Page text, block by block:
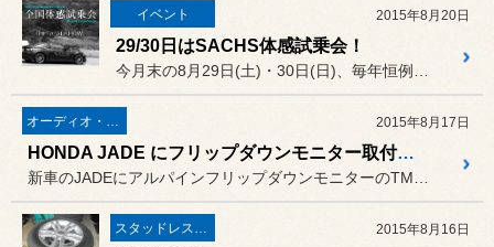
イベント 2015年8月20日
29/30日はSACHS体感試乗会！
オーディオ・ナビ関連 2015年8月17日
HONDA JADE にフリップダウンモニター取付！ ドラレコ応用例。
スタッドレスタイヤ 「BLIZZAK」 2015年8月16日